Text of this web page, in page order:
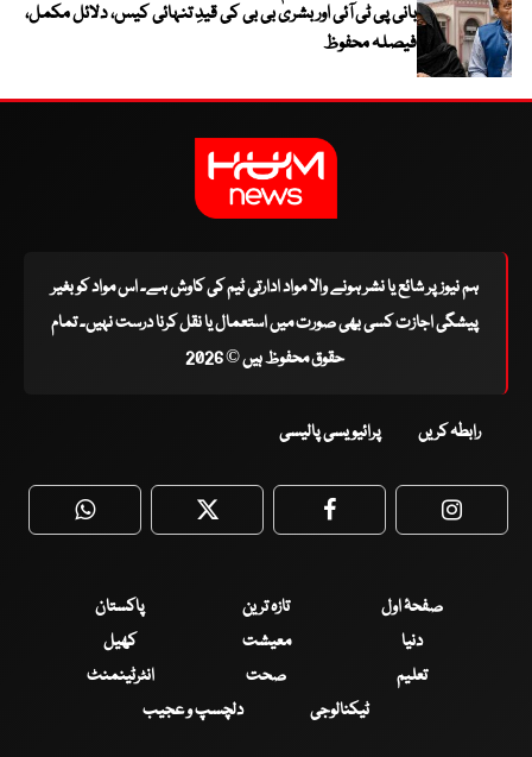
بانی پی ٹی آئی اور بشریٰ بی بی کی قیدِ تنہائی کیس، دلائل مکمل،
فیصلہ محفوظ
ہم نیوز پر شائع یا نشر ہونے والا مواد ادارتی ٹیم کی کاوش ہے۔ اس مواد کو بغیر
پیشگی اجازت کسی بھی صورت میں استعمال یا نقل کرنا درست نہیں۔ تمام
حقوق محفوظ ہیں © 2026
رابطہ کریں پرائیویسی پالیسی
WhatsApp Twitter Facebook
صفحۂ اول تازہ ترین
پاکستان
دنیا
معیشت
کھیل
تعلیم
صحت
انٹرٹینمنٹ
ٹیکنالوجی
دلچسپ و عجیب